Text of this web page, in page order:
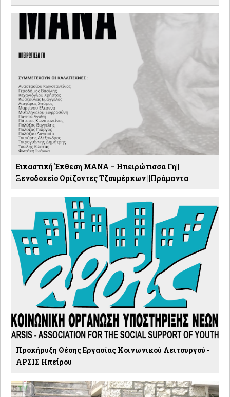
Εικαστική Έκθεση ΜΑΝΑ – Ηπειρώτισσα Γη||
Ξενοδοχείο Ορίζοντες Τζουμέρκων ||Πράμαντα
Προκήρυξη Θέσης Εργασίας Κοινωνικού Λειτουργού -
ΑΡΣΙΣ Ηπείρου